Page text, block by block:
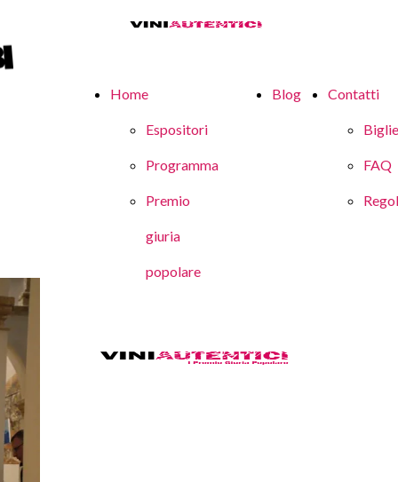
Home
Espositori
Programma
Premio
giuria
popolare
Blog Contatti
FAQ